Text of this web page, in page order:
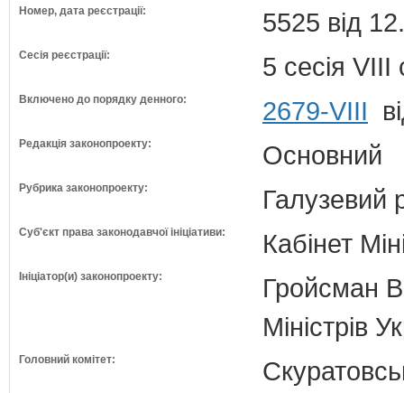
Номер, дата реєстрації: 5525 від
Сесія реєстрації: 5 сесія VIII
Включено до порядку денного: 2679-VIII
Редакція законопроекту: Основний
Рубрика законопроекту: Галузевий
Суб'єкт права законодавчої ініціативи: Кабінет
Ініціатор(и) законопроекту:
Гройсман
Міністрів
Головний комітет: